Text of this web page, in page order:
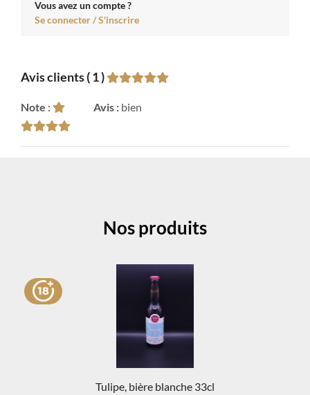
Vous avez un compte ?
Se connecter / S'inscrire
Avis clients ( 1 )
Note : Avis : bien
Nos produits
Tulipe, bière blanche 33cl